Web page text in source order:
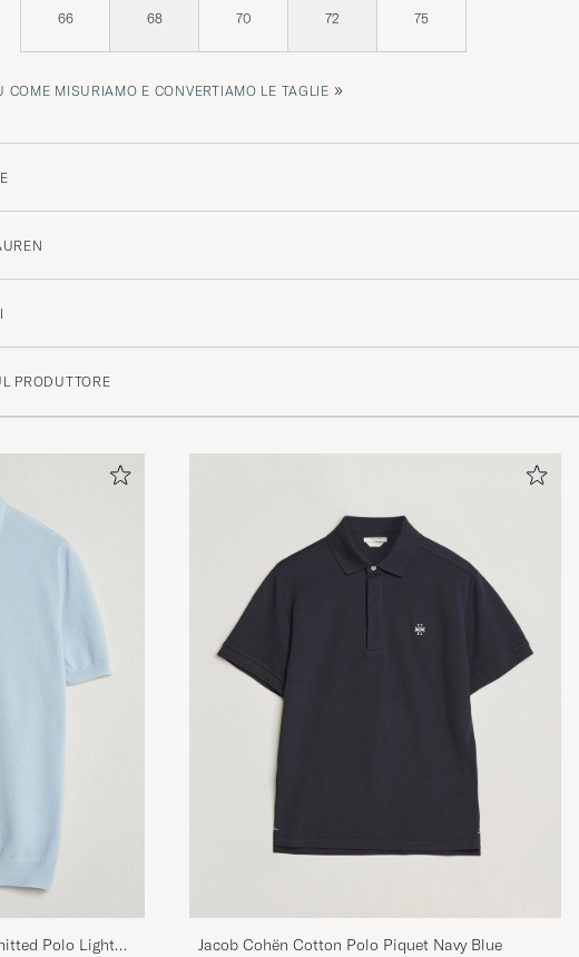
66 68 70 72 75
COME MISURIAMO E CONVERTIAMO LE TAGLIE »
PRODUTTORE
Polo Light
Jacob Cohën Cotton Polo Piquet Navy Blue